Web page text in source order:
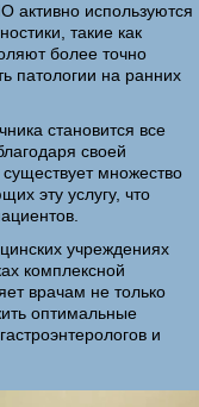
активно используются
такие как
более точно
патологии на ранних
становится все
своей
множество
эту услугу, что
учреждениях
комплексной
врачам не только
оптимальные
и